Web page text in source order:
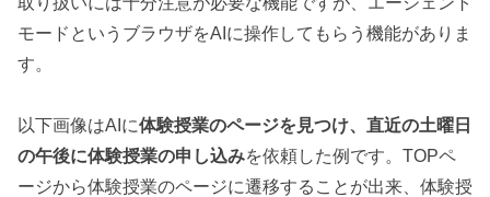
モードというブラウザをAIに操作してもらう機能がありま
す。
以下画像はAIに体験授業のページを見つけ、直近の土曜日
の午後に体験授業の申し込みを依頼した例です。TOPペ
ージから体験授業のページに遷移することが出来、体験授